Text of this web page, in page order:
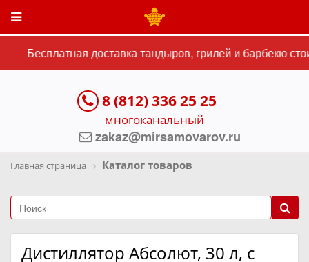
Бесплатная доставка тандыров, грилей и барбекю
8 (812) 336 25 25
многоканальный
zakaz@mirsamovarov.ru
Главная страница Каталог товаров
Дистиллятор Абсолют, 30 л, с